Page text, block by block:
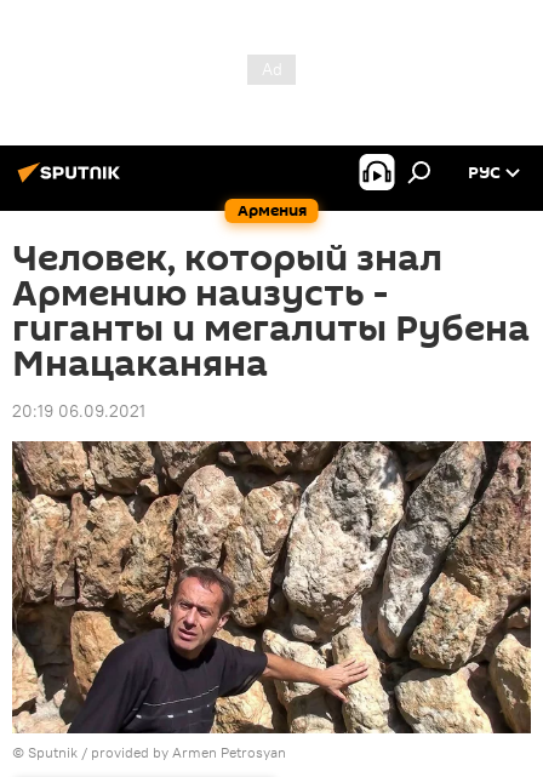
Армения
РУС
Человек, который знал
Армению наизусть -
гиганты и мегалиты Рубена
Мнацаканяна
20:19 06.09.2021
© Sputnik / provided by Armen Petrosyan